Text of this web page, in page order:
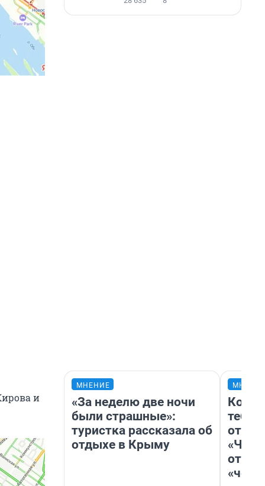
и
МНЕНИЕ
«За неделю две ночи
были страшные»:
туристка рассказала об
отдыхе в Крыму
тебя